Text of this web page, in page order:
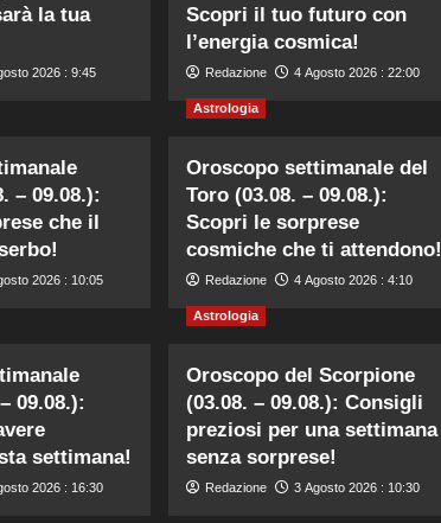
la tua
2026 : 9:45
Scopri il tuo futuro con
l’energia cosmica!
Redazione 4 Agosto 2026 : 22:00
– 09.08.):
che il
2026 : 10:05
Astrologia
Oroscopo settimanale del
Toro (03.08. – 09.08.):
Scopri le sorprese
cosmiche che ti attendono!
Redazione 4 Agosto 2026 : 4:10
09.08.):
settimana!
2026 : 16:30
Astrologia
Oroscopo del Scorpione
(03.08. – 09.08.): Consigli
preziosi per una settimana
senza sorprese!
Redazione 3 Agosto 2026 : 10:30